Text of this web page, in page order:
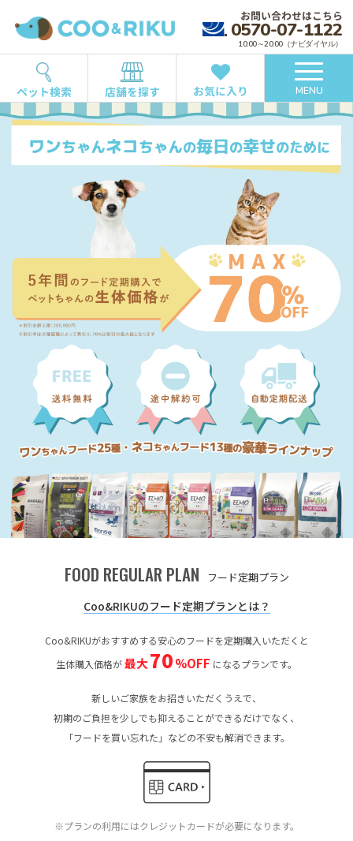
お問い合わせはこちら
0570-07-1122
10:00～20:00（ナビダイヤル）
ペット検索 店舗を探す お気に入り MENU
FOOD REGULAR PLAN フード定期プラン
Coo&RIKUのフード定期プランとは？
Coo&RIKUがおすすめする安心のフードを定期購入いただくと
生体購入価格が最大70%OFF になるプランです。
新しいご家族をお招きいただくうえで、
初期のご負担を少しでも抑えることができるだけでなく、
「フードを買い忘れた」などの不安も解消できます。
※プランの利用にはクレジットカードが必要になります。